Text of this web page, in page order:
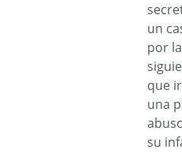
un
por
que
una
su